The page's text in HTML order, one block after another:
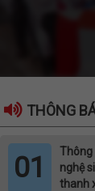
THÔNG
01
Thông
nghệ
thanh